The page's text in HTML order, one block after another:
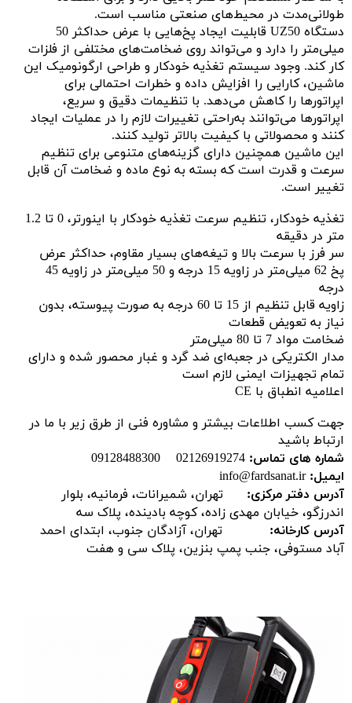
طولانی‌مدت در محیط‌های صنعتی مناسب است.
دستگاه UZ50 قابلیت ایجاد پخ‌هایی با عرض حداکثر 50
میلی‌متر را دارد و می‌تواند روی ضخامت‌های مختلفی از فلزات
کار کند. وجود سیستم تغذیه خودکار و طراحی ارگونومیک این
ماشین، کارایی را افزایش داده و خطرات احتمالی برای
اپراتورها را کاهش می‌دهد. با تنظیمات دقیق و سریع،
اپراتورها می‌توانند به‌راحتی تغییرات لازم را در عملیات ایجاد
کنند و محصولاتی با کیفیت بالاتر تولید کنند.
این ماشین همچنین دارای گزینه‌های متنوعی برای تنظیم
سرعت و قدرت است که بسته به نوع ماده و ضخامت آن قابل
تغییر است.
تغذیه خودکار، تنظیم سرعت تغذیه خودکار با اینورتر، 0 تا 1.2
متر در دقیقه
سر فرز با سرعت بالا و تیغه‌های بسیار مقاوم، حداکثر عرض
پخ 62 میلی‌متر در زاویه 15 درجه و 50 میلی‌متر در زاویه 45
درجه
زاویه قابل تنظیم از 15 تا 60 درجه به صورت پیوسته، بدون
نیاز به تعویض قطعات
ضخامت مواد 7 تا 80 میلی‌متر
مدار الکتریکی در جعبه‌ای ضد گرد و غبار محصور شده و دارای
تمام تجهیزات ایمنی لازم است
اعلامیه انطباق با CE
جهت کسب اطلاعات بیشتر و مشاوره فنی از طرق زیر با ما در
ارتباط باشید
شماره های تماس:
ایمیل:info@fardsanat.ir
آدرس دفتر مرکزی: تهران، شمیرانات، فرمانیه، بلوار
اندرزگو، خیابان مهدی زاده، کوچه بادینده، پلاک سه
آدرس کارخانه: تهران، آزادگان جنوب، ابتدای احمد
آباد مستوفی، جنب پمپ بنزین، پلاک سی و هفت